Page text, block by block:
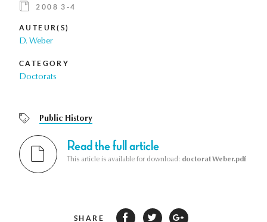
2008 3-4
AUTEUR(S)
D. Weber
CATEGORY
Doctorats
Public History
Read the full article
This article is available for download: doctorat Weber.pdf
SHARE